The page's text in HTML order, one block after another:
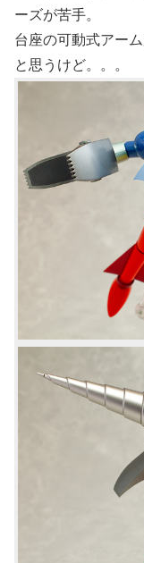
ーズが苦手。
台座の可動式アー
と思うけど。。。